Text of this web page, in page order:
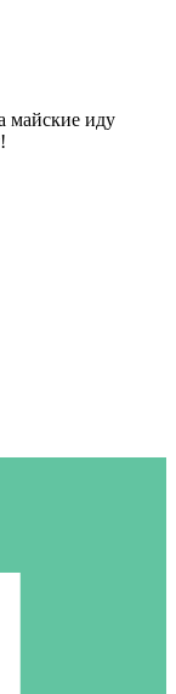
майские иду